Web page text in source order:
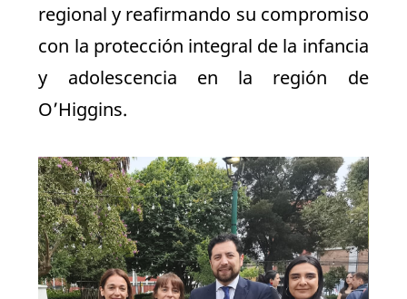
regional y reafirmando su compromiso
con la protección integral de la infancia
y adolescencia en la región de
O’Higgins.